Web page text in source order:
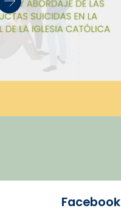
Facebook